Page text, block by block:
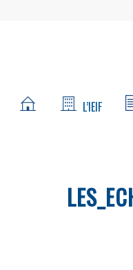
L’IEIF